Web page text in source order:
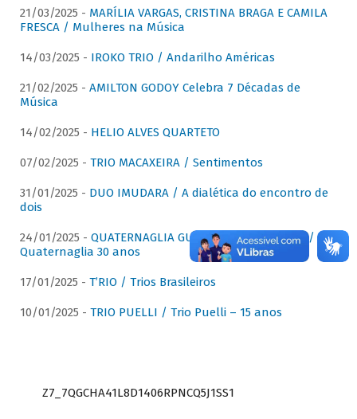
21/03/2025 - MARÍLIA VARGAS, CRISTINA BRAGA E CAMILA
FRESCA / Mulheres na Música
14/03/2025 - IROKO TRIO / Andarilho Américas
21/02/2025 - AMILTON GODOY Celebra 7 Décadas de
Música
14/02/2025 - HELIO ALVES QUARTETO
07/02/2025 - TRIO MACAXEIRA / Sentimentos
31/01/2025 - DUO IMUDARA / A dialética do encontro de
dois
24/01/2025 - QUATERNAGLIA GUITAR QUARTET (QGQ) /
Quaternaglia 30 anos
17/01/2025 - T’RIO / Trios Brasileiros
10/01/2025 - TRIO PUELLI / Trio Puelli – 15 anos
Z7_7QGCHA41L8D1406RPNCQ5J1SS1